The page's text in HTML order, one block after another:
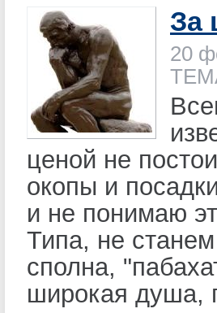
За
20
ценой не
окопы и
и не понимаю
Типа, не
сполна,
широкая душа,